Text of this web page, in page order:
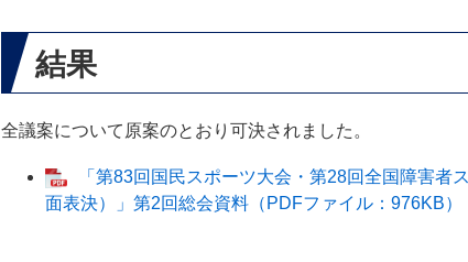
結果
全議案について原案のとおり可決されました。
「第83回国民スポーツ大会・第28回全国障害
面表決）」第2回総会資料（PDFファイル：976KB）